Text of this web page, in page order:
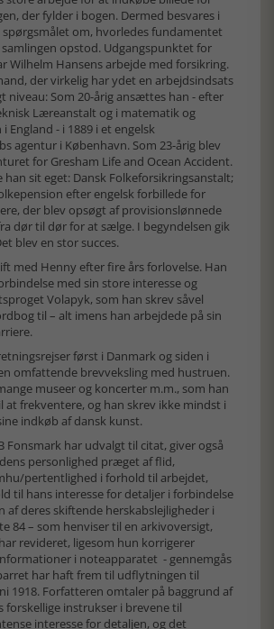
der fylder i bogen. Dermed besvares i
om, hvorledes fundamentet
opstod. Udgangspunktet for
Wilhelm Hansens arbejde med forsikring.
der virkelig har ydet en arbejdsindsats
niveau: Som 20-årig ansættes han - efter
Læreanstalt og i matematik og
England - i 1889 i et engelsk
agentur i København. Som 23-årig blev
for Gresham Life and Ocean Accident.
han sit eget: Dansk Folkeforsikringsanstalt;
efter engelsk forbillede for
der blev opsøgt af provisionslønnede
dør til dør for at sælge. I begyndelsen gik
blev en stor succes.
med Henny efter fire års forlovelse. Han
med sin store interesse og
Volapyk, som han skrev såvel
til – alt imens han arbejdede på sin
først i Danmark og siden i
omfattende brevveksling med hustruen.
museer og koncerter m.m., som han
at frekventere, og han skrev ikke mindst i
indkøb af dansk kunst.
Fonsmark har udvalgt til citat, giver også
personlighed præget af flid,
pertentlighed i forhold til arbejdet,
til hans interesse for detaljer i forbindelse
af deres skiftende herskabslejligheder i
84 – som henviser til en arkivoversigt,
revideret, ligesom hun korrigerer
i noteapparatet - gennemgås
har haft frem til udflytningen til
1918. Forfatteren omtaler på baggrund af
forskellige instrukser i brevene til
interesse for detaljen, og det